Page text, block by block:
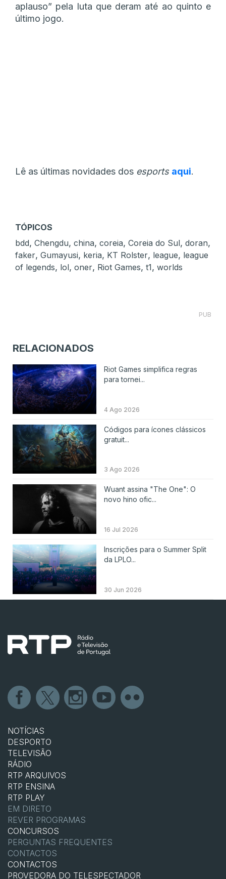
aplauso” pela luta que deram até ao quinto e
último jogo.
Lê as últimas novidades dos esports aqui.
TÓPICOS
bdd, Chengdu, china, coreia, Coreia do Sul, doran,
faker, Gumayusi, keria, KT Rolster, league, league
of legends, lol, oner, Riot Games, t1, worlds
PUB
RELACIONADOS
Riot Games simplifica regras
para tornei...
4 Ago 2026
Códigos para ícones clássicos
gratuit...
3 Ago 2026
Wuant assina "The One": O
novo hino ofic...
16 Jul 2026
Inscrições para o Summer Split
da LPLO...
30 Jun 2026
NOTÍCIAS
DESPORTO
TELEVISÃO
RÁDIO
RTP ARQUIVOS
RTP ENSINA
RTP PLAY
EM DIRETO
REVER PROGRAMAS
CONCURSOS
PERGUNTAS FREQUENTES
CONTACTOS
CONTACTOS
PROVEDORA DO TELESPECTADOR